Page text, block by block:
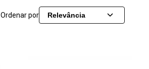
Ordenar por Relevância